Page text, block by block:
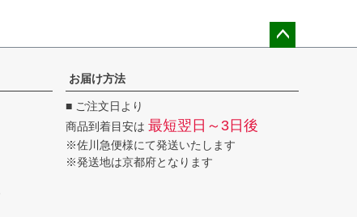
ップ
お届け方法
■ ご注文日より
商品到着目安は 最短翌日～3日後
※佐川急便様にて発送いたします
※発送地は京都府となります